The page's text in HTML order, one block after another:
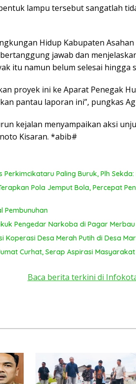
lampu tersebut sangatlah
Hidup Kabupaten
jawab dan
itu namun belum selesai hingga
proyek ini ke Aparat Penegak
pantau laporan ini”, pungkas
kejalan menyampaikan aksi
Kisaran. *abib#
Paling Buruk, Plh
Pola Jemput Bola, Percepat
Pembunuhan
Pengedar Narkoba di Pagar Merbau
Koperasi Desa Merah Putih di Desa
Curhat, Serap Aspirasi
Baca berita terkini di